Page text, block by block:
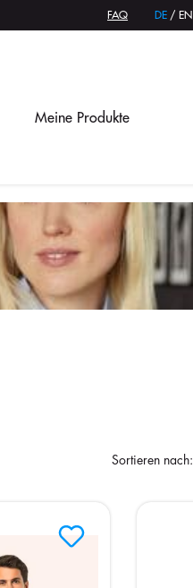
FAQ DE / EN
Meine Produkte
Sortieren nach: